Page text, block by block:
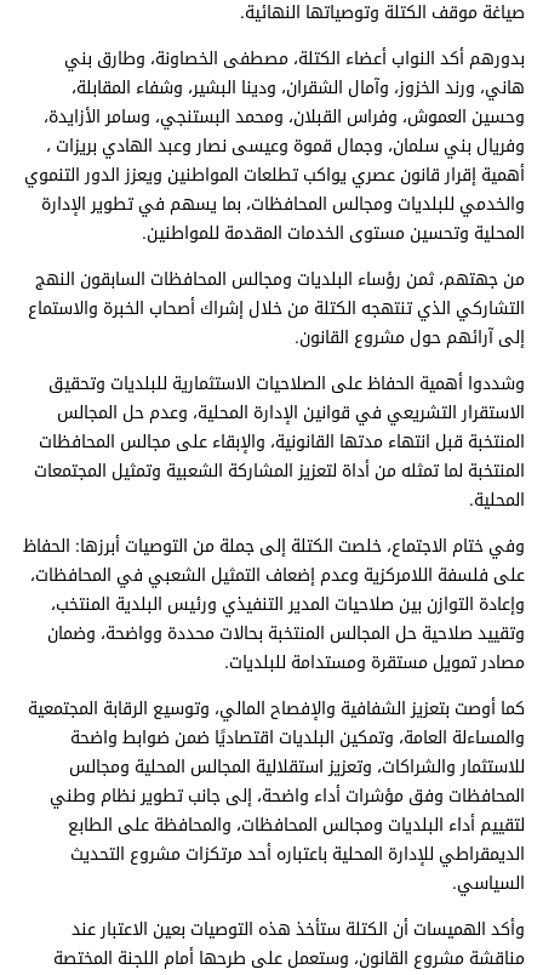
صياغة موقف الكتلة وتوصياتها النهائية.
بدورهم أكد النواب أعضاء الكتلة، مصطفى الخصاونة، وطارق بني
هاني، ورند الخزوز، وآمال الشقران، ودينا البشير، وشفاء المقابلة،
وحسين العموش، وفراس القبلان، ومحمد البستنجي، وسامر الأزايدة،
وفريال بني سلمان، وجمال قموة وعيسى نصار وعبد الهادي بريزات ،
أهمية إقرار قانون عصري يواكب تطلعات المواطنين ويعزز الدور التنموي
والخدمي للبلديات ومجالس المحافظات، بما يسهم في تطوير الإدارة
المحلية وتحسين مستوى الخدمات المقدمة للمواطنين.
من جهتهم، ثمن رؤساء البلديات ومجالس المحافظات السابقون النهج
التشاركي الذي تنتهجه الكتلة من خلال إشراك أصحاب الخبرة والاستماع
إلى آرائهم حول مشروع القانون.
وشددوا أهمية الحفاظ على الصلاحيات الاستثمارية للبلديات وتحقيق
الاستقرار التشريعي في قوانين الإدارة المحلية، وعدم حل المجالس
المنتخبة قبل انتهاء مدتها القانونية، والإبقاء على مجالس المحافظات
المنتخبة لما تمثله من أداة لتعزيز المشاركة الشعبية وتمثيل المجتمعات
المحلية.
وفي ختام الاجتماع، خلصت الكتلة إلى جملة من التوصيات أبرزها: الحفاظ
على فلسفة اللامركزية وعدم إضعاف التمثيل الشعبي في المحافظات،
وإعادة التوازن بين صلاحيات المدير التنفيذي ورئيس البلدية المنتخب،
وتقييد صلاحية حل المجالس المنتخبة بحالات محددة وواضحة، وضمان
مصادر تمويل مستقرة ومستدامة للبلديات.
كما أوصت بتعزيز الشفافية والإفصاح المالي، وتوسيع الرقابة المجتمعية
والمساءلة العامة، وتمكين البلديات اقتصاديًا ضمن ضوابط واضحة
للاستثمار والشراكات، وتعزيز استقلالية المجالس المحلية ومجالس
المحافظات وفق مؤشرات أداء واضحة، إلى جانب تطوير نظام وطني
لتقييم أداء البلديات ومجالس المحافظات، والمحافظة على الطابع
الديمقراطي للإدارة المحلية باعتباره أحد مرتكزات مشروع التحديث
السياسي.
وأكد الهميسات أن الكتلة ستأخذ هذه التوصيات بعين الاعتبار عند
مناقشة مشروع القانون، وستعمل على طرحها أمام اللجنة المختصة